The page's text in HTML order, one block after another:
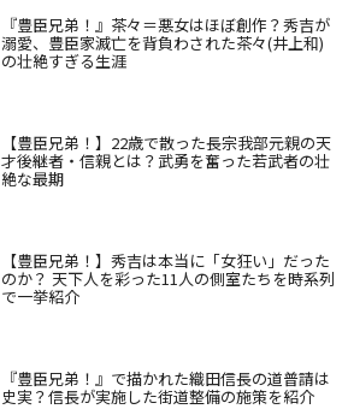
『豊臣兄弟！』茶々＝悪女はほぼ創作？秀吉が
溺愛、豊臣家滅亡を背負わされた茶々(井上和)
の壮絶すぎる生涯
【豊臣兄弟！】22歳で散った長宗我部元親の天
才後継者・信親とは？武勇を奮った若武者の壮
絶な最期
【豊臣兄弟！】秀吉は本当に「女狂い」だった
のか？ 天下人を彩った11人の側室たちを時系列
で一挙紹介
『豊臣兄弟！』で描かれた織田信長の道普請は
史実？信長が実施した街道整備の施策を紹介